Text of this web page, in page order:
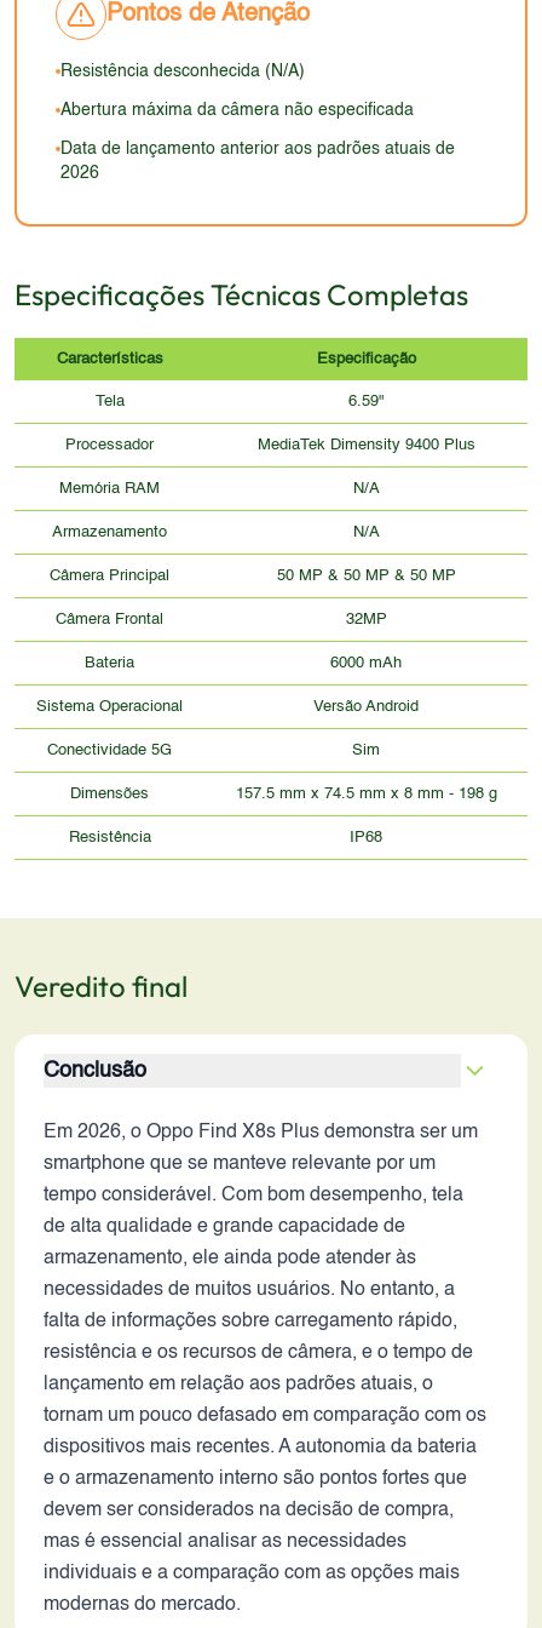
mas pode não corresponder aos padrões de 2026.
displays mais recentes, mas a tela do Find X8s
Plus ainda oferece uma boa experiência visual.
design evoluiu ainda mais, com bordas mais finas,
design mais sofisticado e foco em durabilidade.
padrões atuais. A resistência a água e poeira, que
considerado.
Pontos de Atenção
Resistência desconhecida (N/A)
Abertura máxima da câmera não especificada
Data de lançamento anterior aos padrões atuais de
2026
Especificações Técnicas Completas
Características Especificação
Tela 6.59"
Processador MediaTek Dimensity 9400 Plus
Memória RAM N/A
Armazenamento N/A
Câmera Principal 50 MP & 50 MP & 50 MP
Câmera Frontal 32MP
Bateria 6000 mAh
Sistema Operacional Versão Android
Conectividade 5G Sim
Dimensões 157.5 mm x 74.5 mm x 8 mm - 198 g
Resistência IP68
Veredito final
Conclusão
Em 2026, o Oppo Find X8s Plus demonstra ser um
smartphone que se manteve relevante por um
tempo considerável. Com bom desempenho, tela
de alta qualidade e grande capacidade de
armazenamento, ele ainda pode atender às
necessidades de muitos usuários. No entanto, a
falta de informações sobre carregamento rápido,
resistência e os recursos de câmera, e o tempo de
lançamento em relação aos padrões atuais, o
tornam um pouco defasado em comparação com os
dispositivos mais recentes. A autonomia da bateria
e o armazenamento interno são pontos fortes que
devem ser considerados na decisão de compra,
mas é essencial analisar as necessidades
individuais e a comparação com as opções mais
modernas do mercado.